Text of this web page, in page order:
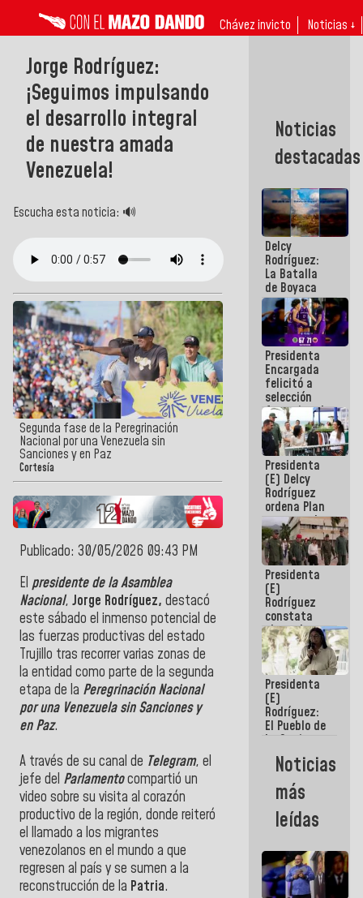
Chávez invicto Noticias ↓
Jorge Rodríguez:
¡Seguimos impulsando
el desarrollo integral
de nuestra amada
Venezuela!
Escucha esta noticia: 🔊
Segunda fase de la Peregrinación
Nacional por una Venezuela sin
Sanciones y en Paz
Cortesía
Publicado: 30/05/2026 09:43 PM
El presidente de la Asamblea
Nacional, Jorge Rodríguez, destacó
este sábado el inmenso potencial de
las fuerzas productivas del estado
Trujillo tras recorrer varias zonas de
la entidad como parte de la segunda
etapa de la Peregrinación Nacional
por una Venezuela sin Sanciones y
en Paz.
A través de su canal de Telegram, el
jefe del Parlamentocompartió un
video sobre su visita al corazón
productivo de la región, donde reiteró
el llamado a los migrantes
venezolanos en el mundo a que
regresen al país y se sumen a la
reconstrucción de la Patria.
Noticias
destacadas
Delcy
Rodríguez:
La Batalla
de Boyaca
representa
un capítulo
decisivo en
la gesta
emancipadora
de nuestra
América
Presidenta
Encargada
felicitó a
selección
femenina de
baloncesto
por su
clasificación
a la
AmeriCup
2027
Presidenta
(E) Delcy
Rodríguez
ordena Plan
maestro de
desarrollo
logístico y
turístico
para La
Guaira
Presidenta
(E)
Rodríguez
constata
obras de
rehabilitación
de Escuela
Militar de
Mamo en La
Guaira
Presidenta
(E)
Rodríguez:
El Pueblo de
La Guaira
siempre
estará
acompañada
por el
Gobierno
Nacional
Noticias
más
leídas